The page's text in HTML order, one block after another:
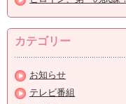
カテゴリー
お知らせ
テレビ番組